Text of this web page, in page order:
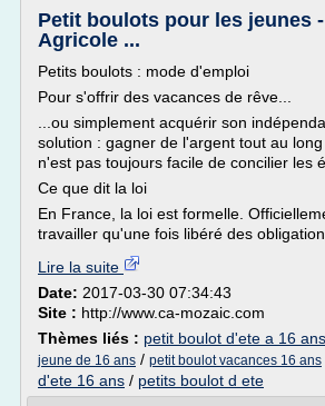
Petit boulots pour les jeunes
Agricole ...
Petits boulots : mode d'emploi
Pour s'offrir des vacances de rêve...
...ou simplement acquérir son
solution : gagner de l'argent tout au
n'est pas toujours facile de concilier les
Ce que dit la loi
En France, la loi est formelle.
travailler qu'une fois libéré des
Lire la suite
Date: 2017-03-30 07:34:43
Site : http://www.ca-mozaic.com
Thèmes liés : petit boulot d'ete a 16 ans
jeune de 16 ans / petit boulot vacances 16 ans
d'ete 16 ans / petits boulot d ete